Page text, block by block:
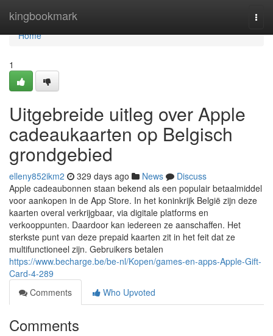
kingbookmark
Home
Home
1
Uitgebreide uitleg over Apple
cadeaukaarten op Belgisch
grondgebied
elleny852ikm2 329 days ago News
Discuss
Apple cadeaubonnen staan bekend als een populair betaalmiddel
voor aankopen in de App Store. In het koninkrijk België zijn deze
kaarten overal verkrijgbaar, via digitale platforms en
verkooppunten. Daardoor kan iedereen ze aanschaffen. Het
sterkste punt van deze prepaid kaarten zit in het feit dat ze
multifunctioneel zijn. Gebruikers betalen
https://www.becharge.be/be-nl/Kopen/games-en-apps-Apple-Gift-
Card-4-289
Comments
Who Upvoted
Comments